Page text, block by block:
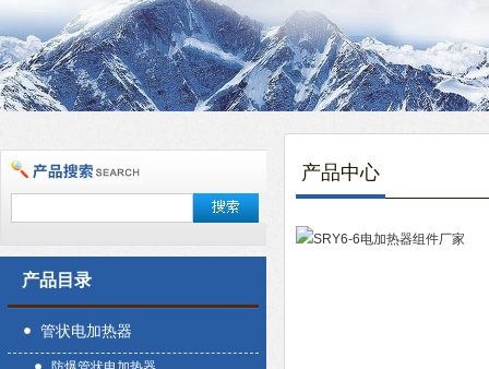
产品目录
管状电加热器
产品中心